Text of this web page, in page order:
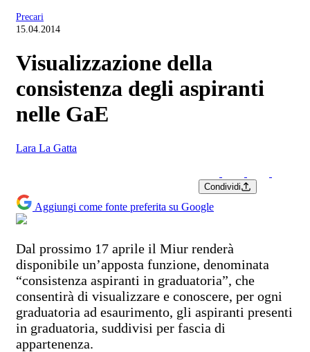
Precari
15.04.2014
Visualizzazione della
consistenza degli aspiranti
nelle GaE
Lara La Gatta
Condividi
Aggiungi come fonte preferita su Google
Dal prossimo 17 aprile il Miur renderà
disponibile un’apposta funzione, denominata
“consistenza aspiranti in graduatoria”, che
consentirà di visualizzare e conoscere, per ogni
graduatoria ad esaurimento, gli aspiranti presenti
in graduatoria, suddivisi per fascia di
appartenenza.